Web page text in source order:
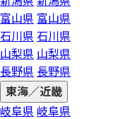
富山県 富山県
石川県 石川県
山梨県 山梨県
長野県 長野県
東海／近畿
岐阜県 岐阜県